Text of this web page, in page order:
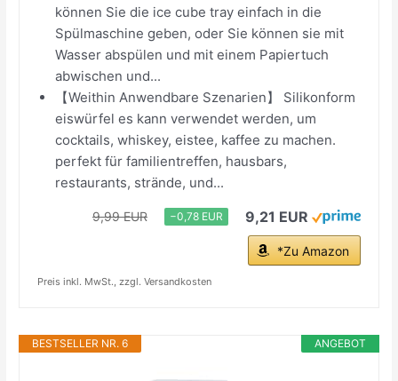
können Sie die ice cube tray einfach in die
Spülmaschine geben, oder Sie können sie mit
Wasser abspülen und mit einem Papiertuch
abwischen und...
【Weithin Anwendbare Szenarien】 Silikonform
eiswürfel es kann verwendet werden, um
cocktails, whiskey, eistee, kaffee zu machen.
perfekt für familientreffen, hausbars,
restaurants, strände, und...
9,99 EUR −0,78 EUR 9,21 EUR
*Zu Amazon
Preis inkl. MwSt., zzgl. Versandkosten
ANGEBOT
BESTSELLER NR. 6